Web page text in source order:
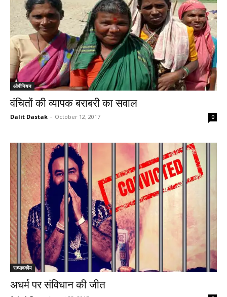
ओपीनियन
वंचितों की व्यापक बराबरी का सवाल
Dalit Dastak - October 12, 2017 0
सम्पादकीय
अधर्म पर संविधान की जीत